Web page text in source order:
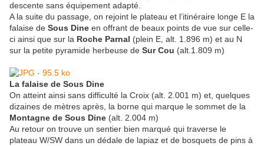
descente sans équipement adapté.
A la suite du passage, on rejoint le plateau et l’itinéraire longe E la
falaise de Sous Dine en offrant de beaux points de vue sur celle-
ci ainsi que sur la Roche Parnal (plein E, alt. 1.896 m) et au N
sur la petite pyramide herbeuse de Sur Cou (alt.1.809 m)
La falaise de Sous Dine
On atteint ainsi sans difficulté la Croix (alt. 2.001 m) et, quelques
dizaines de mètres après, la borne qui marque le sommet de la
Montagne de Sous Dine (alt. 2.004 m)
Au retour on trouve un sentier bien marqué qui traverse le
plateau W/SW dans un dédale de lapiaz et de bosquets de pins à